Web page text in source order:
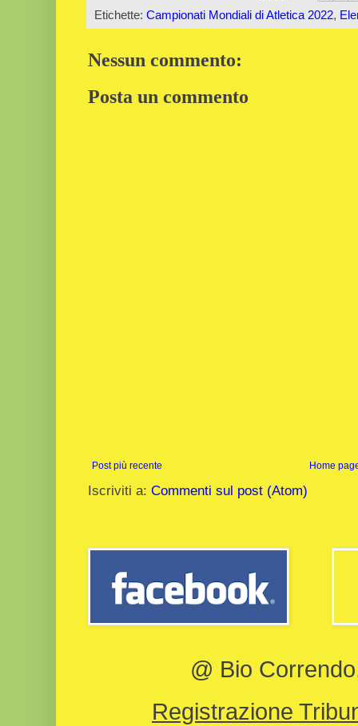
Etichette: Campionati Mondiali di Atletica 2022,
Nessun commento:
Posta un commento
Post più recente Home
Iscriviti a: Commenti sul post (Atom)
@ Bio
Registrazione